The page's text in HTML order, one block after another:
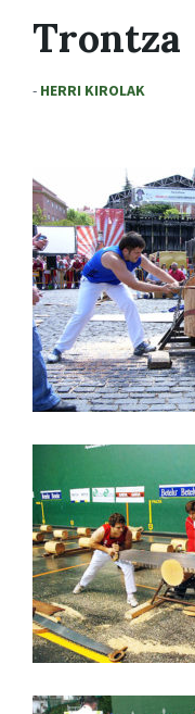
Trontza
- HERRI KIROLAK